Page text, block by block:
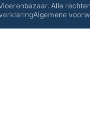
Alle
Algemene